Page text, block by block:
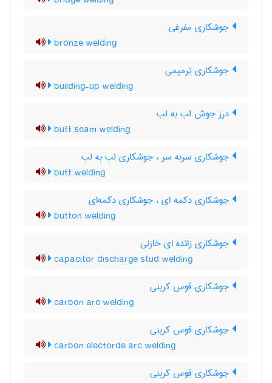
جوشکاری مفرغی
bronze welding
جوشکاری ترمیمی
building-up welding
درز جوش لب به لب
butt seam welding
جوشکاری سربه سر ، جوشکاری لب به لب
butt welding
جوشکاری دکمه ای ، جوشکاری دکمه‌ای
button welding
جوشکاری زائده ای خازنی
capacitor discharge stud welding
جوشکاری قوس کربنی
carbon arc welding
جوشکاری قوس کربنی
carbon electorde arc welding
جوشکاری قوس کربنی